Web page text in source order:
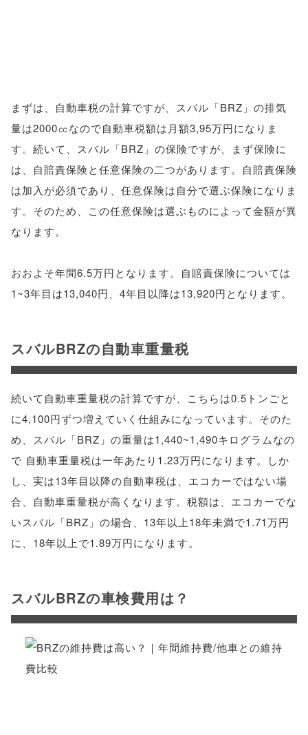
まずは、自動車税の計算ですが、スバル「BRZ」の排気
量は2000㏄なので自動車税額は月額3,95万円になりま
す。続いて、スバル「BRZ」の保険ですが、まず保険に
は、自賠責保険と任意保険の二つがあります。自賠責保険
は加入が必須であり、任意保険は自分で選ぶ保険になりま
す。そのため、この任意保険は選ぶものによって金額が異
なります。
おおよそ年間6.5万円となります。自賠責保険については
1~3年目は13,040円、4年目以降は13,920円となります。
スバルBRZの自動車重量税
続いて自動車重量税の計算ですが、こちらは0.5トンごと
に4,100円ずつ増えていく仕組みになっています。そのた
め、スバル「BRZ」の重量は1,440~1,490キログラムなの
で 自動車重量税は一年あたり1.23万円になります。しか
し、実は13年目以降の自動車税は、エコカーではない場
合、自動車重量税が高くなります。税額は、エコカーでな
いスバル「BRZ」の場合、13年以上18年未満で1.71万円
に、18年以上で1.89万円になります。
スバルBRZの車検費用は？